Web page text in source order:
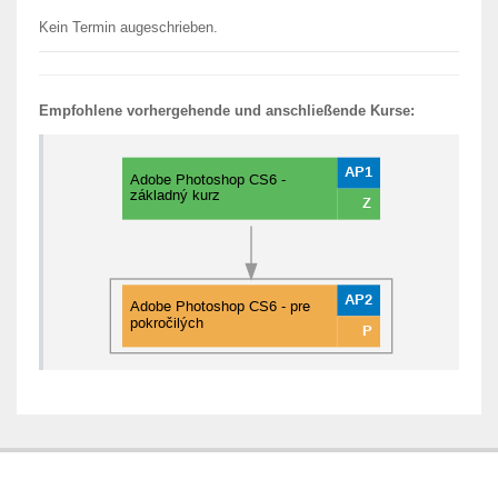
Kein Termin augeschrieben.
Empfohlene vorhergehende und anschließende Kurse: